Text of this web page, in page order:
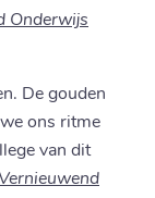
Onderwijs
De gouden
ons ritme
van dit
Vernieuwend